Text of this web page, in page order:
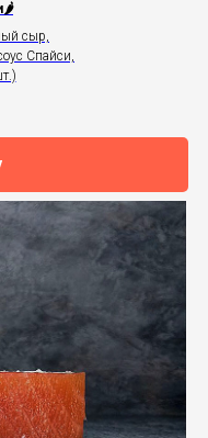
сыр,
Спайси,